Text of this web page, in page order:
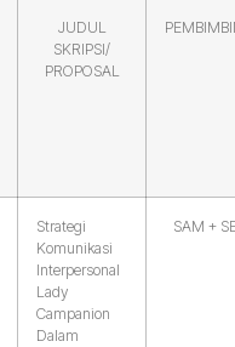
JUDUL
SKRIPSI/
PROPOSAL
Strategi
Komunikasi
Interpersonal
Lady
Campanion
Dalam
SAM +